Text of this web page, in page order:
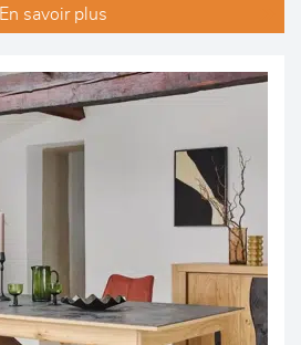
En savoir plus